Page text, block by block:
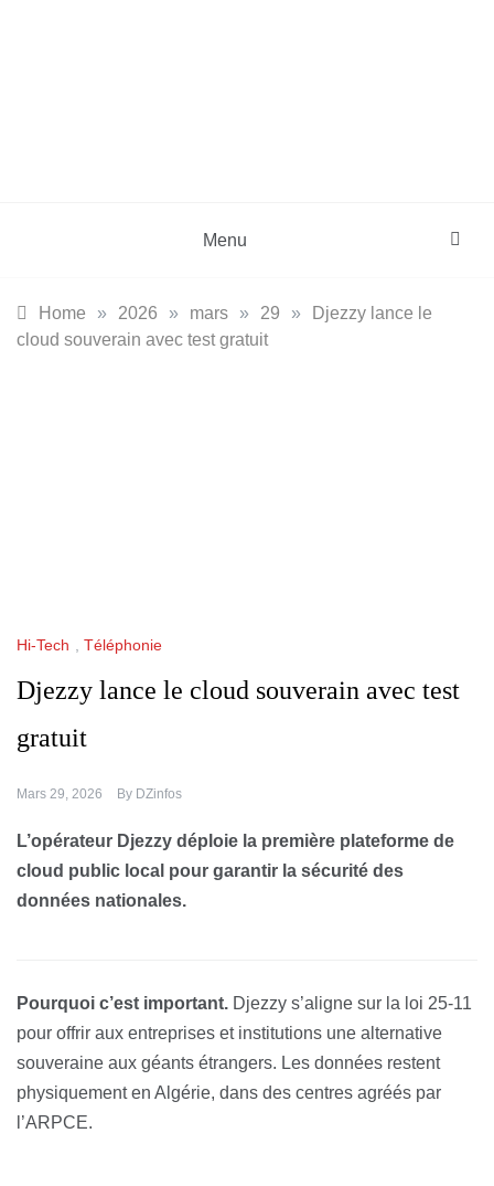
Menu
Home » 2026 » mars » 29 »
Djezzy lance le
cloud souverain avec test gratuit
Hi-Tech , Téléphonie
Djezzy lance le cloud souverain avec test
gratuit
Mars 29, 2026 By DZinfos
L’opérateur Djezzy déploie la première plateforme de
cloud public local pour garantir la sécurité des
données nationales.
Pourquoi c’est important. Djezzy s’aligne sur la loi 25-11
pour offrir aux entreprises et institutions une alternative
souveraine aux géants étrangers. Les données restent
physiquement en Algérie, dans des centres agréés par
l’ARPCE.